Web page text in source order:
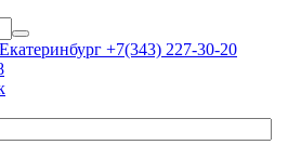
Екатеринбург +7(343) 227-30-20